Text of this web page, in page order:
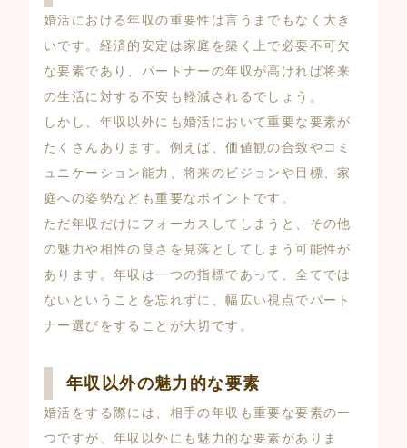
婚活における年収の重要性は言うまでもなく大き
いです。経済的安定は家庭を築く上で必要不可欠
な要素であり、パートナーの年収が高ければ将来
の生活に対する不安も軽減されるでしょう。
しかし、年収以外にも婚活において重要な要素が
たくさんあります。例えば、価値観の合致やコミ
ュニケーション能力、将来のビジョンや目標、家
庭への姿勢なども重要なポイントです。
ただ年収だけにフォーカスしてしまうと、その他
の魅力や相性の良さを見落としてしまう可能性が
あります。年収は一つの指標であって、全てでは
ないということを忘れずに、幅広い視点でパート
ナー選びをすることが大切です。
年収以外の魅力的な要素
婚活をする際には、相手の年収も重要な要素の一
つですが、年収以外にも魅力的な要素がありま